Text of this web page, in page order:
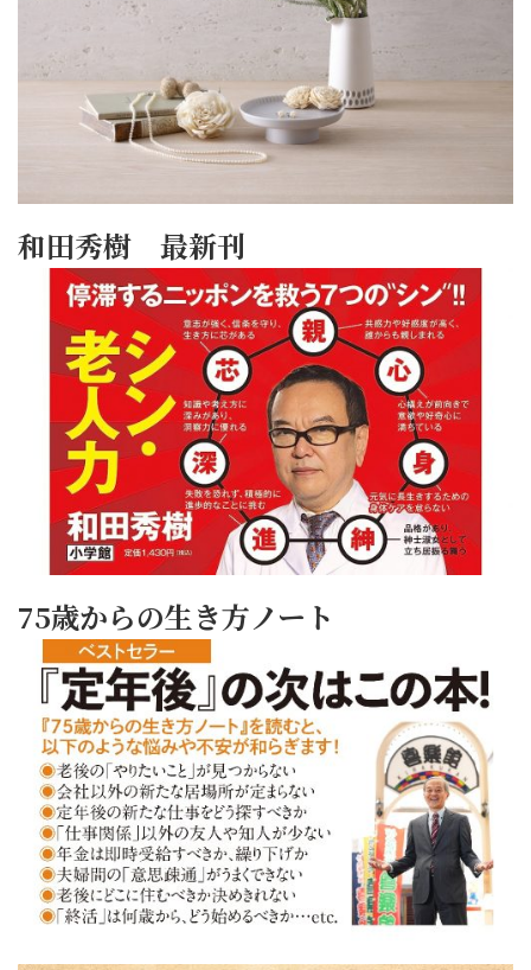
和田秀樹 最新刊
75歳からの生き方ノート